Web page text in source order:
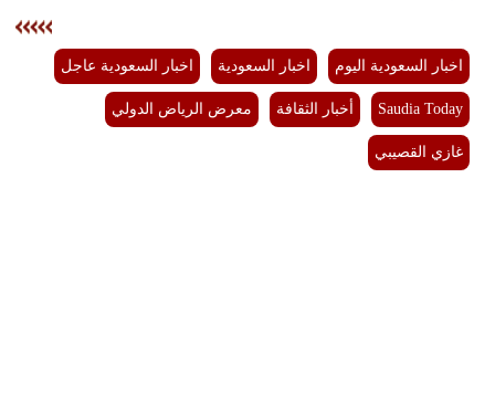
اخبار السعودية اليوم اخبار السعودية اخبار السعودية عاجل
Saudia Today أخبار الثقافة معرض الرياض الدولي
غازي القصيبي